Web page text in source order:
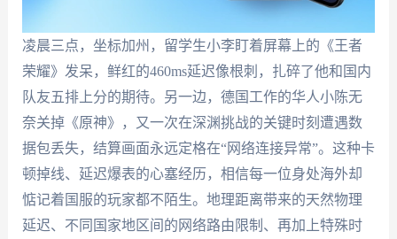
凌晨三点，坐标加州，留学生小李盯着屏幕上的《王者
荣耀》发呆，鲜红的460ms延迟像根刺，扎碎了他和国内
队友五排上分的期待。另一边，德国工作的华人小陈无
奈关掉《原神》，又一次在深渊挑战的关键时刻遭遇数
据包丢失，结算画面永远定格在“网络连接异常”。这种卡
顿掉线、延迟爆表的心塞经历，相信每一位身处海外却
惦记着国服的玩家都不陌生。地理距离带来的天然物理
延迟、不同国家地区间的网络路由限制、再加上特殊时